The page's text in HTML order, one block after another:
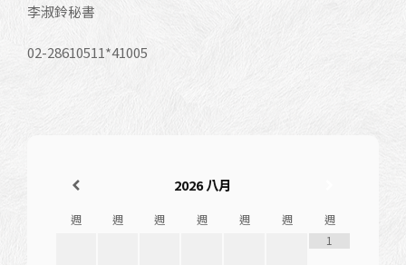
李淑鈴秘書
02-28610511*41005
2026八月
週 週 週 週 週 週
週
1